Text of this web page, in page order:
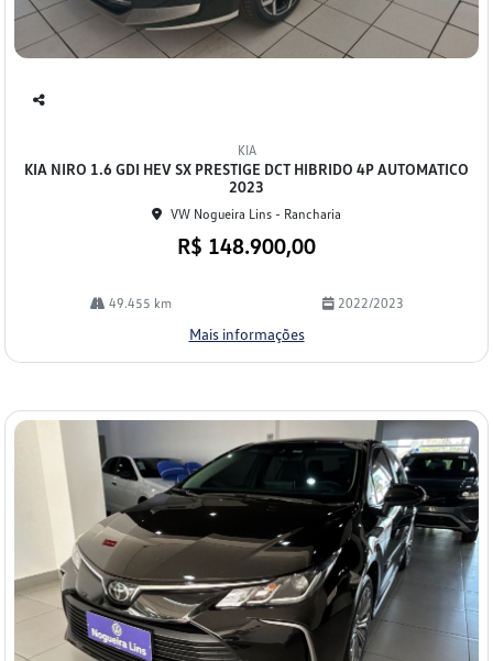
lhe
KIA
KIA NIRO 1.6 GDI HEV SX PRESTIGE DCT HIBRIDO 4P AUTOMATICO
2023
VW Nogueira Lins - Rancharia
R$ 148.900,00
49.455 km 2022/2023
Mais informações